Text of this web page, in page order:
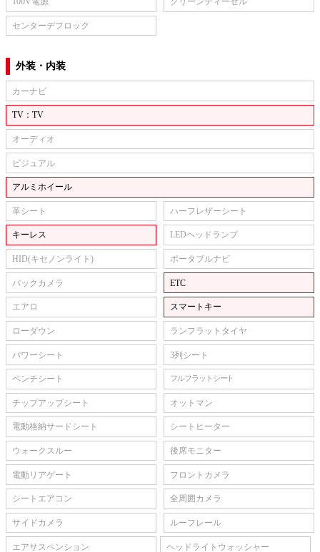
センターデフロック
外装・内装
カーナビ
TV：TV
オーディオ
ビジュアル
アルミホイール
革シート ハーフレザーシート
キーレス LEDヘッドランプ
HID(キセノンライト) ポータブルナビ
バックカメラ ETC
エアロ スマートキー
ローダウン ランフラットタイヤ
パワーシート 3列シート
ベンチシート フルフラットシート
チップアップシート オットマン
電動格納サードシート シートヒーター
ウォークスルー 後席モニター
電動リアゲート フロントカメラ
シートエアコン 全周囲カメラ
サイドカメラ ルーフレール
エアサスペンション ヘッドライトウォッシャー